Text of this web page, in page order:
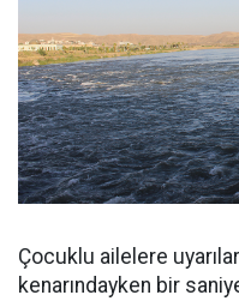
Çocuklu ailelere
kenarındayken bir